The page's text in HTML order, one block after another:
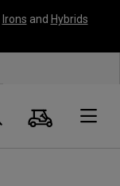
Irons and Hybrids
Panier